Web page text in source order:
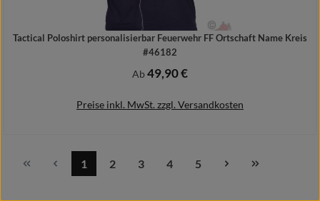
Tactical Poloshirt personalisierbar Feuerwehr FF Ortschaft Name Kreis
#46182
Regulärer Preis:
Ab49,90 €
Preise inkl. MwSt. zzgl. Versandkosten
Seite
1
Seite
2
Seite
3
Seite
4
Seite
5